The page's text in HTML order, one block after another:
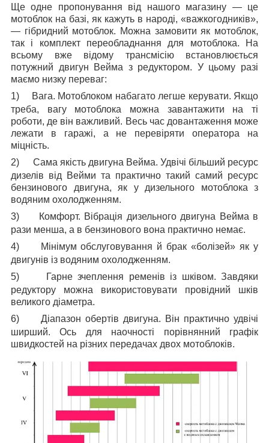
Ще одне пропонування від нашого магазину — це
мотоблок на базі, як кажуть в народі, «важкогодників»,
— гібридний мотоблок. Можна замовити як мотоблок,
так і комплект переобладнання для мотоблока. На
всьому вже відому трансмісію встановлюється
потужний двигун Вейма з редуктором. У цьому разі
маємо низку переваг:
1)
Вага. Мотоблоком набагато легше керувати. Якщо
треба, вагу мотоблока можна завантажити на ті
роботи, де він важливий. Весь час довантаження може
лежати в гаражі, а не перевіряти оператора на
міцність.
2)
Сама якість двигуна Вейма. Удвічі більший ресурс
дизелів від Вейми та практично такий самий ресурс
бензинового двигуна, як у дизельного мотоблока з
водяним охолодженням.
3)
Комфорт. Вібрація дизельного двигуна Вейма в
рази менша, а в бензинового вона практично немає.
4)
Мінімум обслуговування й брак «болізей» як у
двигунів із водяним охолодженням.
5)
Гарне зчеплення ременів із шківом. Завдяки
редуктору можна використовувати провідний шків
великого діаметра.
6)
Діапазон обертів двигуна. Він практично удвічі
ширший. Ось для наочності порівнянний графік
швидкостей на різних передачах двох мотоблоків.